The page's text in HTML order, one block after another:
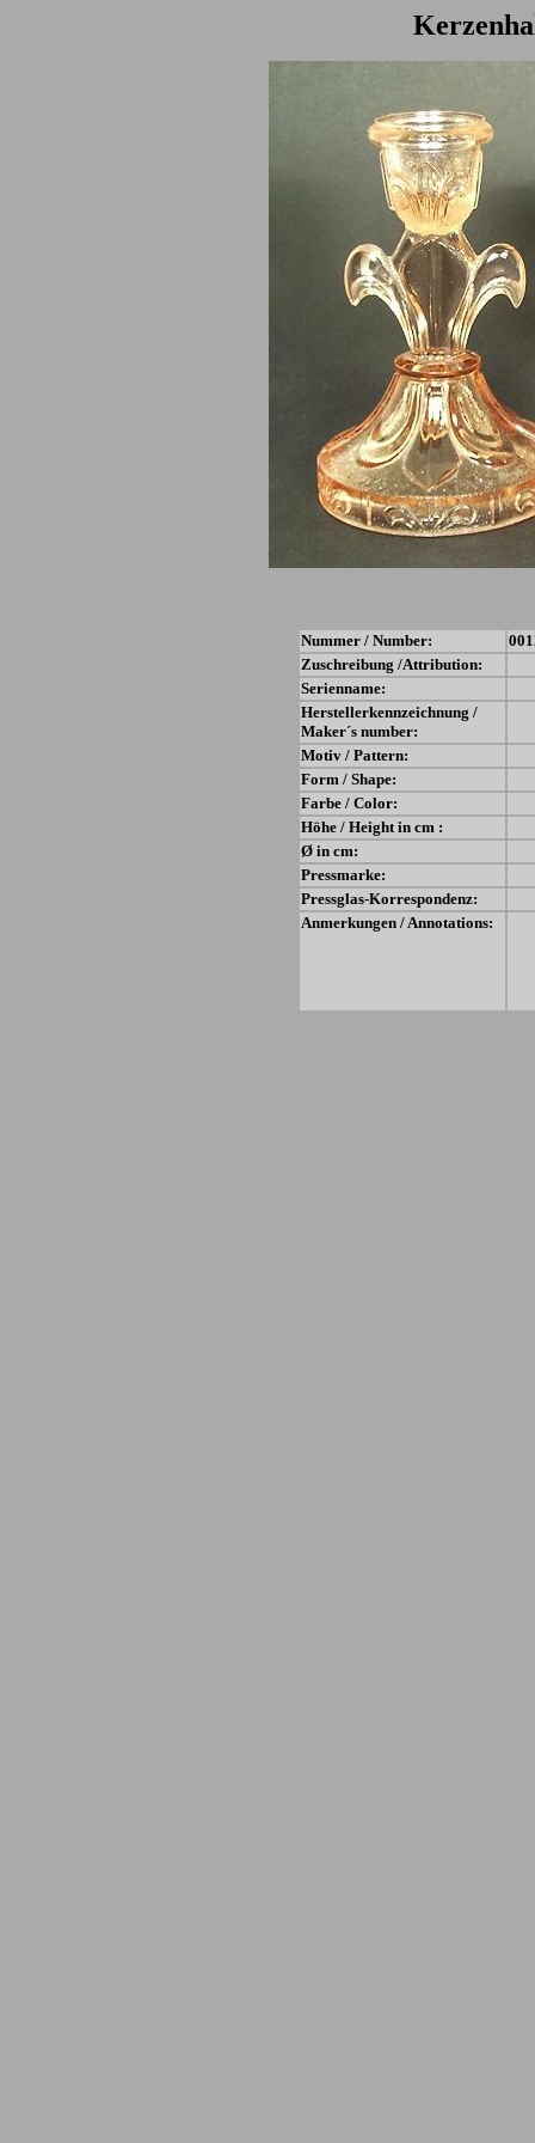
Nummer / Number:
Zuschreibung /Attribution:
Serienname:
Herstellerkennzeichnung /
Maker´s number:
Motiv / Pattern:
Form / Shape:
Farbe / Color:
Höhe / Height in cm :
Ø in cm:
Pressmarke:
Pressglas-Korrespondenz:
Anmerkungen / Annotations: